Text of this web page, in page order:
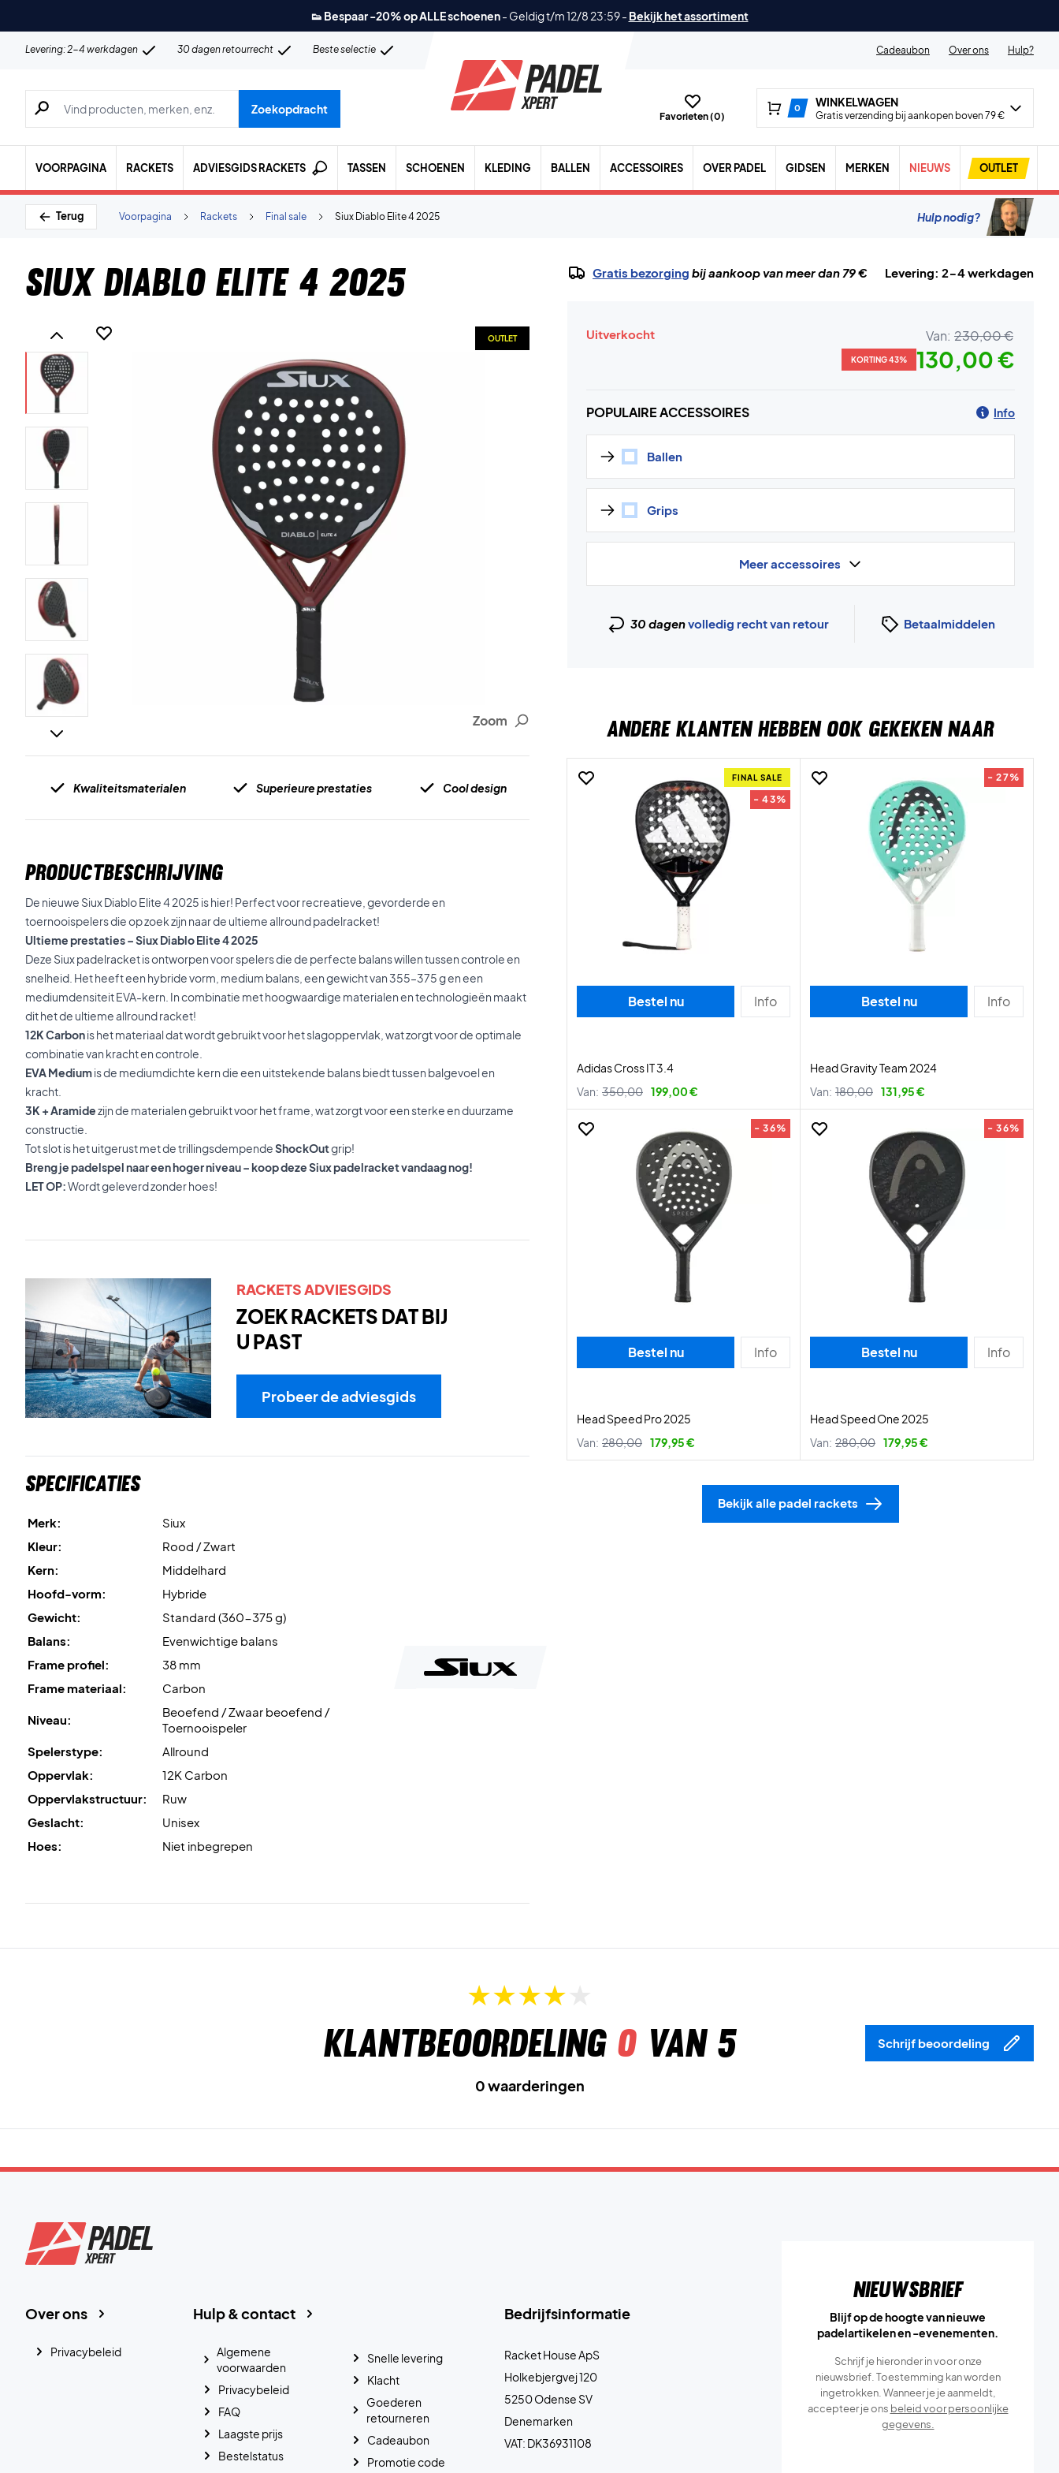
👟 Bespaar -20% op ALLE schoenen- Geldig t/m 12/8 23:59- Bekijk het assortiment
Levering: 2-4 werkdagen 30 dagen retourrecht Beste selectie Cadeaubon Over ons Hulp?
Zoeken naar producten, merken etc.
Zoekopdracht
Favorieten (0)
0 WINKELWAGEN
Gratis verzending bij aankopen boven 79 €
VOORPAGINA RACKETS ADVIESGIDS RACKETS TASSEN SCHOENEN KLEDING BALLEN ACCESSOIRES OVER PADEL GIDSEN MERKEN NIEUWS OUTLET
Terug Siux Diablo Elite 4 2025
Final sale
Rackets
Voorpagina Hulp nodig?
Siux Diablo Elite 4 2025
Zoom
OUTLET
Kwaliteitsmaterialen Superieure prestaties Cool design
PRODUCTBESCHRIJVING
De nieuwe Siux Diablo Elite 4 2025 is hier! Perfect voor recreatieve, gevorderde en
toernooispelers die op zoek zijn naar de ultieme allround padelracket!
Ultieme prestaties – Siux Diablo Elite 4 2025
Deze Siux padelracket is ontworpen voor spelers die de perfecte balans willen tussen controle en
snelheid. Het heeft een hybride vorm, medium balans, een gewicht van 355–375 g en een
mediumdensiteit EVA-kern. In combinatie met hoogwaardige materialen en technologieën maakt
dit het de ultieme allround racket!
12K Carbonis het materiaal dat wordt gebruikt voor het slagoppervlak, wat zorgt voor de optimale
combinatie van kracht en controle.
EVA Mediumis de mediumdichte kern die een uitstekende balans biedt tussen balgevoel en
kracht.
3K + Aramidezijn de materialen gebruikt voor het frame, wat zorgt voor een sterke en duurzame
constructie.
Tot slot is het uitgerust met de trillingsdempendeShockOutgrip!
Breng je padelspel naar een hoger niveau – koop deze Siux padelracket vandaag nog!
LET OP:Wordt geleverd zonder hoes!
RACKETS ADVIESGIDS
ZOEK RACKETS DAT BIJ
U PAST
Probeer de adviesgids
Specificaties
Merk:
Siux
Kleur:
Rood / Zwart
Kern:
Middelhard
Hoofd-vorm:
Hybride
Gewicht:
Standard (360-375 g)
Balans:
Evenwichtige balans
Frame profiel:
38 mm
Frame materiaal:
Carbon
Niveau:
Beoefend / Zwaar beoefend /
Toernooispeler
Spelerstype:
Allround
Oppervlak:
12K Carbon
Oppervlakstructuur:
Ruw
Geslacht:
Unisex
Hoes:
Niet inbegrepen
Gratis bezorging bij aankoop van meer dan 79 € Levering: 2-4 werkdagen
Uitverkocht Van: 230,00 €
KORTING 43% 130,00 €
POPULAIRE ACCESSOIRES Info
Ballen
Grips
Meer accessoires
30 dagenvolledig recht van retour Betaalmiddelen
ANDERE KLANTEN HEBBEN OOK GEKEKEN NAAR
FINAL SALE
- 43%
Bestel nu Info
Adidas Cross IT 3.4
Van: 350,00 199,00 €
- 27%
Bestel nu Info
Head Gravity Team 2024
Van: 180,00 131,95 €
- 36%
Bestel nu Info
Head Speed Pro 2025
Van: 280,00 179,95 €
- 36%
Bestel nu Info
Head Speed One 2025
Van: 280,00 179,95 €
Bekijk alle padel rackets
Klantbeoordeling 0van 5 Schrijf beoordeling
0 waarderingen
Bedrijfsinformatie
Racket House ApS
Holkebjergvej 120
5250 Odense SV
Denemarken
VAT: DK36931108
Hulp & contact
Algemene
voorwaarden
Privacybeleid
FAQ
Laagste prijs
Bestelstatus
Snelle levering
Klacht
Goederen
retourneren
Cadeaubon
Promotie code
Over ons
Privacybeleid
Nieuwsbrief
Blijf op de hoogte van nieuwe
padelartikelen en -evenementen.
Schrijf je hieronder in voor onze
nieuwsbrief. Toestemming kan worden
ingetrokken. Wanneer je je aanmeldt,
accepteer je ons beleid voor persoonlijke
gegevens.